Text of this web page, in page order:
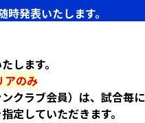
発表いたします。
します。
のみ
クラブ会員）は、試合毎に
定していただきます。